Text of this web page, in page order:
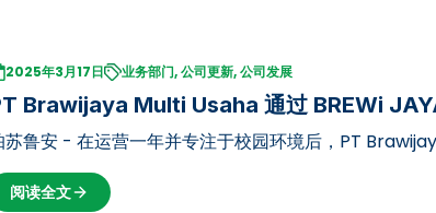
2025年3月17日 业务部门, 公司更新, 公司发展
Brawijaya Multi Usaha 通过 BREWi
苏鲁安 - 在运营一年并专注于校园环境后，PT
业务。PT Brawijaya Multi Usaha 于周一（2025年3月17
阅读全文